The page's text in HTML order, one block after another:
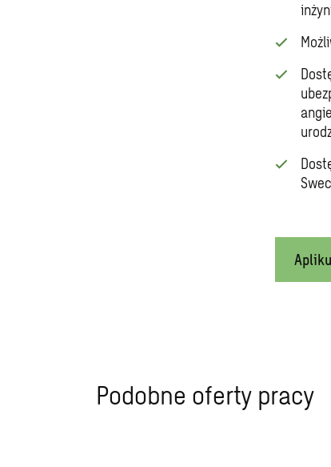
Podobne oferty pracy